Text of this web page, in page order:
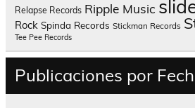
Relapse Records Ripple Music
Rock Spinda Records Stickman Records
Tee Pee Records
Publicaciones por